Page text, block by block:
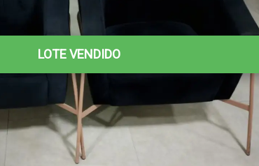
LOTE VENDIDO